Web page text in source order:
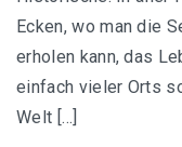
Ecken, wo man die
erholen kann, das
einfach vieler Orts
Welt […]